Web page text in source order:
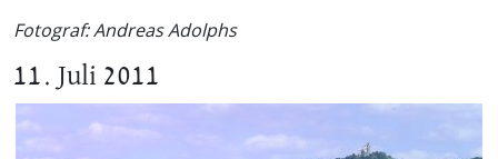
Fotograf: Andreas Adolphs
11. Juli 2011